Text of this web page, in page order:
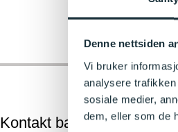
Denne nettsiden
Vi bruker
analysere
sosiale medier,
dem, eller som de
Kontakt barnehagen